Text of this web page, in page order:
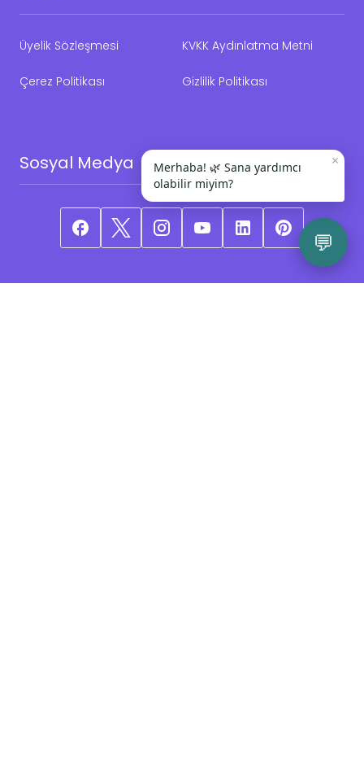
Üyelik Sözleşmesi KVKK Aydınlatma Metni
Çerez Politikası Gizlilik Politikası
Sosyal Medya
💬
×
Merhaba! 🌿 Sana yardımcı
olabilir miyim?